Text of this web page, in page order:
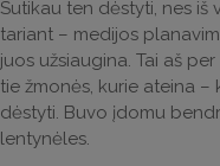
Sutikau ten dėstyti, nes
tariant – medijos
juos užsiaugina. Tai aš
tie žmonės, kurie ateina
dėstyti. Buvo įdomu
lentynėles.